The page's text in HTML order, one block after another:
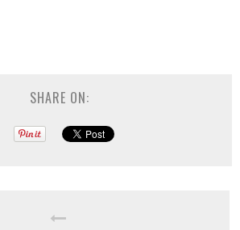
SHARE ON: